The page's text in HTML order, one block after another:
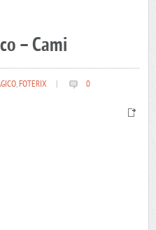
– Cami
,FOTERIX 0